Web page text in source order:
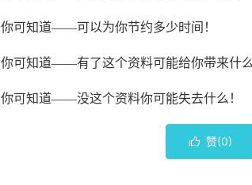
你可知道——可以为你节约多少时间！
你可知道——有了这个资料可能给你带来什么
你可知道——没这个资料你可能失去什么 ！
 赞(0)